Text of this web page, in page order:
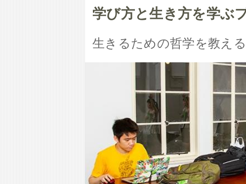
学び方と生き方を学ぶ
生きるための哲学を教える